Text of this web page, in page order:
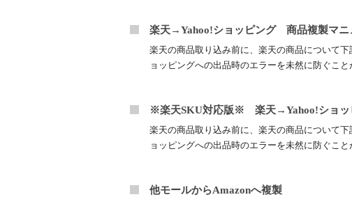
楽天→Yahoo!ショッピング 商品複製マニ
楽天の商品取り込み前に、楽天の商品について
ョッピングへの出品時のエラーを未然に防ぐこと
※楽天SKU対応版※ 楽天→Yahoo!ショ
楽天の商品取り込み前に、楽天の商品について
ョッピングへの出品時のエラーを未然に防ぐこと
他モールからAmazonへ複製